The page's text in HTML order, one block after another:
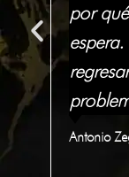
por
Antonio